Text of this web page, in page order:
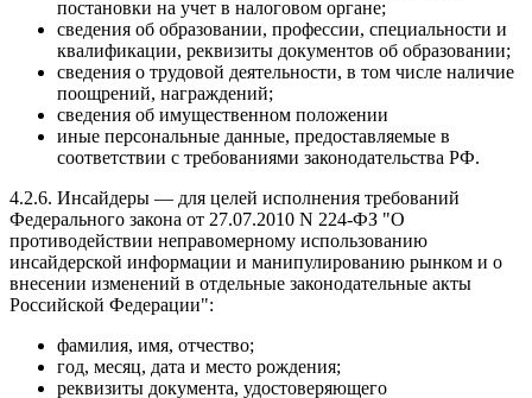
постановки на учет в налоговом органе;
сведения об образовании, профессии, специальности и
квалификации, реквизиты документов об образовании;
сведения о трудовой деятельности, в том числе наличие
поощрений, награждений;
сведения об имущественном положении
иные персональные данные, предоставляемые в
соответствии с требованиями законодательства РФ.
4.2.6. Инсайдеры — для целей исполнения требований
Федерального закона от 27.07.2010 N 224-ФЗ "О
противодействии неправомерному использованию
инсайдерской информации и манипулированию рынком и о
внесении изменений в отдельные законодательные акты
Российской Федерации":
фамилия, имя, отчество;
год, месяц, дата и место рождения;
реквизиты документа, удостоверяющего